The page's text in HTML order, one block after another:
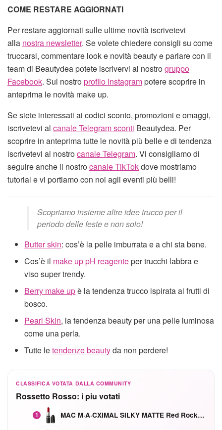
COME RESTARE AGGIORNATI
Per restare aggiornati sulle ultime novità iscrivetevi
alla nostra newsletter. Se volete chiedere consigli su come
truccarsi, commentare look e novità beauty e parlare con il
team di Beautydea potete iscrivervi al nostrogruppo
Facebook. Sul nostroprofilo Instagrampotere scoprire in
anteprima le novità make up.
Se siete interessati ai codici sconto, promozioni e omaggi,
iscrivetevi al canale Telegram sconti Beautydea. Per
scoprire in anteprima tutte le novità più belle e di tendenza
iscrivetevi al nostrocanale Telegram. Vi consigliamo di
seguire anche il nostrocanale TikTokdove mostriamo
tutorial e vi portiamo con noi agli eventi più belli!
Scopriamo insieme altre idee trucco per il
periodo delle feste e non solo!
Butter skin: cos’è la pelle imburrata e a chi sta bene.
Cos’è il make up pH reagenteper trucchi labbra e
viso super trendy.
Berry make upè la tendenza trucco ispirata ai frutti di
bosco.
Pearl Skin, la tendenza beauty per una pelle luminosa
come una perla.
Tutte letendenze beautyda non perdere!
CLASSIFICA VOTATA DALLA COMMUNITY
Rossetto Rosso: i piu votati
1 MAC M·A·CXIMAL SILKY MATTE Red Rock mat